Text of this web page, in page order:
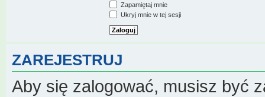
Zapamiętaj mnie
Ukryj mnie w tej sesji
ZAREJESTRUJ
Aby się zalogować, musisz być